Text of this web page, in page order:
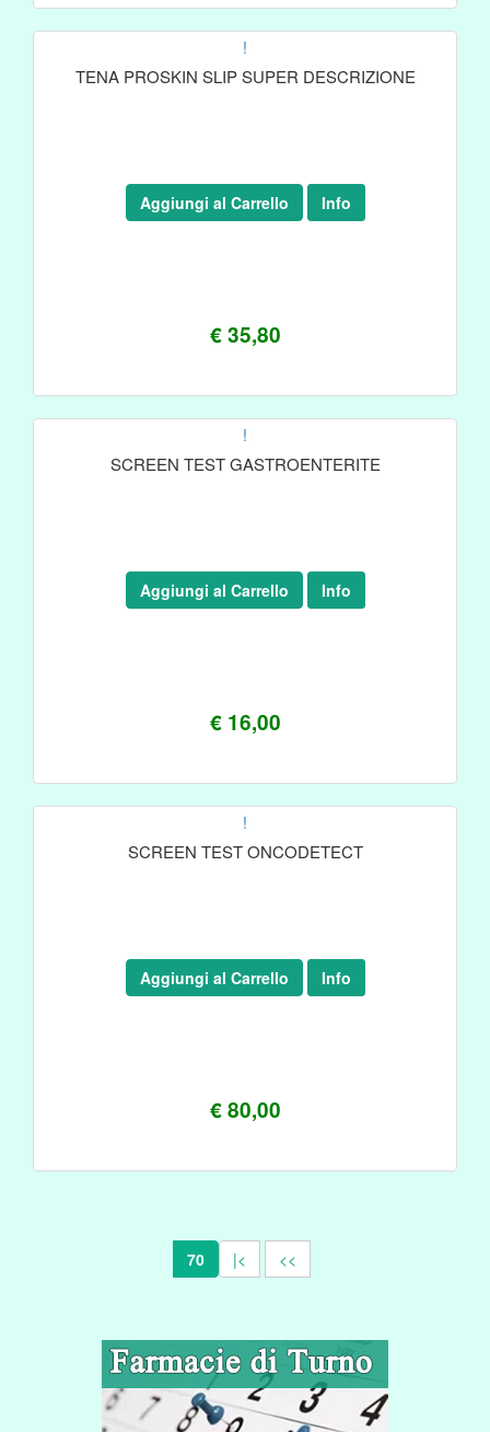
!
TENA PROSKIN SLIP SUPER DESCRIZIONE
€ 35,80
Aggiungi al Carrello Info
!
SCREEN TEST GASTROENTERITE
€ 16,00
Aggiungi al Carrello Info
!
SCREEN TEST ONCODETECT
€ 80,00
Aggiungi al Carrello Info
|< <<
70